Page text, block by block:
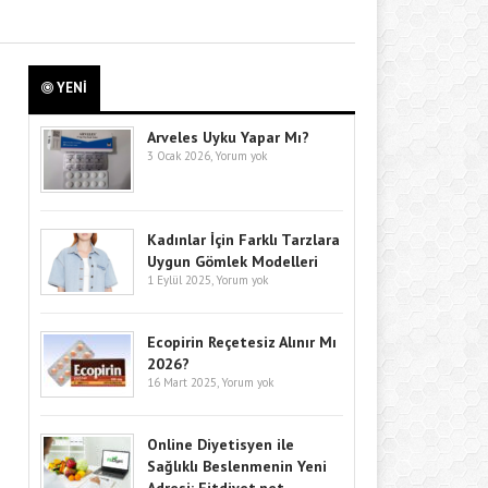
YENİ
Arveles Uyku Yapar Mı?
3 Ocak 2026, Yorum yok
Kadınlar İçin Farklı Tarzlara
Uygun Gömlek Modelleri
1 Eylül 2025, Yorum yok
Ecopirin Reçetesiz Alınır Mı
2026?
16 Mart 2025, Yorum yok
Online Diyetisyen ile
Sağlıklı Beslenmenin Yeni